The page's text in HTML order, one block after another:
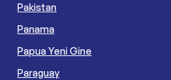
Pakistan
Panama
Papua Yeni Gine
Paraguay